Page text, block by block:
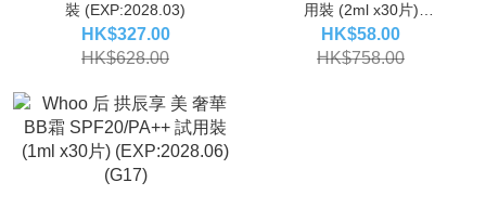
裝 (EXP:2028.03)
HK$327.00
HK$628.00
用裝 (2ml x30片)
(EXP:2029.03) (G16)
HK$58.00
HK$758.00